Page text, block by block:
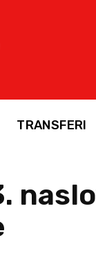
TRANSFERI